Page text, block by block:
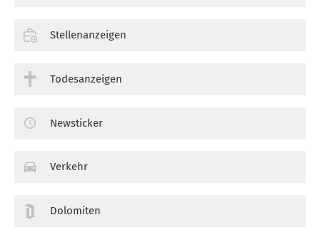
Stellenanzeigen
Todesanzeigen
Newsticker
Verkehr
Dolomiten